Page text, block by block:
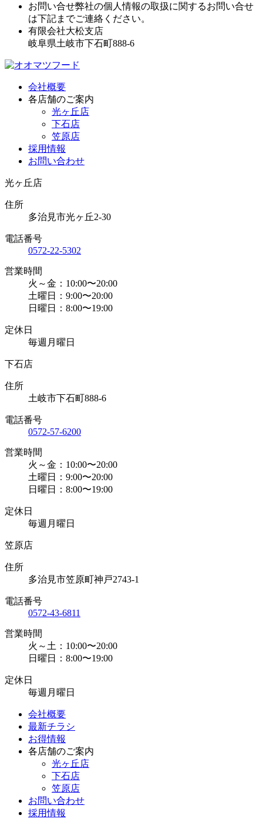
お問い合せ弊社の個人情報の取扱に関するお問い合せ
は下記までご連絡ください。
有限会社大松支店
岐阜県土岐市下石町888-6
会社概要
各店舗のご案内
光ヶ丘店
下石店
笠原店
採用情報
お問い合わせ
光ヶ丘店
住所
多治見市光ヶ丘2-30
電話番号
0572-22-5302
営業時間
火～金：10:00〜20:00
土曜日：9:00〜20:00
日曜日：8:00〜19:00
定休日
毎週月曜日
下石店
住所
土岐市下石町888-6
電話番号
0572-57-6200
営業時間
火～金：10:00〜20:00
土曜日：9:00〜20:00
日曜日：8:00〜19:00
定休日
毎週月曜日
笠原店
住所
多治見市笠原町神戸2743-1
電話番号
0572-43-6811
営業時間
火～土：10:00〜20:00
日曜日：8:00〜19:00
定休日
毎週月曜日
会社概要
最新チラシ
お得情報
各店舗のご案内
光ヶ丘店
下石店
笠原店
お問い合わせ
採用情報